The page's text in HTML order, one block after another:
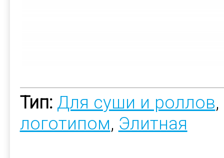
Тип: Для суши и роллов,
логотипом, Элитная